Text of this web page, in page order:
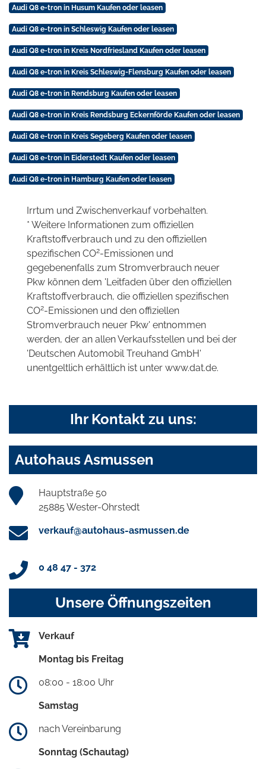
Audi Q8 e-tron in Husum Kaufen oder leasen
Audi Q8 e-tron in Schleswig Kaufen oder leasen
Audi Q8 e-tron in Kreis Nordfriesland Kaufen oder leasen
Audi Q8 e-tron in Kreis Schleswig-Flensburg Kaufen oder leasen
Audi Q8 e-tron in Rendsburg Kaufen oder leasen
Audi Q8 e-tron in Kreis Rendsburg Eckernförde Kaufen oder leasen
Audi Q8 e-tron in Kreis Segeberg Kaufen oder leasen
Audi Q8 e-tron in Eiderstedt Kaufen oder leasen
Audi Q8 e-tron in Hamburg Kaufen oder leasen
Irrtum und Zwischenverkauf vorbehalten.
* Weitere Informationen zum offiziellen
Kraftstoffverbrauch und zu den offiziellen
spezifischen CO2-Emissionen und
gegebenenfalls zum Stromverbrauch neuer
Pkw können dem 'Leitfaden über den offiziellen
Kraftstoffverbrauch, die offiziellen spezifischen
CO2-Emissionen und den offiziellen
Stromverbrauch neuer Pkw' entnommen
werden, der an allen Verkaufsstellen und bei der
'Deutschen Automobil Treuhand GmbH'
unentgeltlich erhältlich ist unter www.dat.de.
Ihr Kontakt zu uns:
Autohaus Asmussen
Hauptstraße 50
25885 Wester-Ohrstedt
verkauf@autohaus-asmussen.de
0 48 47 - 372
Unsere Öffnungszeiten
Verkauf
Montag bis Freitag
08:00 - 18:00 Uhr
Samstag
nach Vereinbarung
Sonntag (Schautag)